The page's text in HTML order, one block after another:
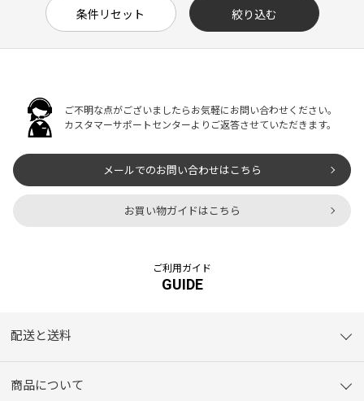
ご不明な点がございましたらお気軽にお問い合わせください。
カスタマーサポートセンターよりご返答させていただきます。
メールでのお問い合わせはこちら
お買い物ガイドはこちら
ご利用ガイド
GUIDE
配送と送料
商品について